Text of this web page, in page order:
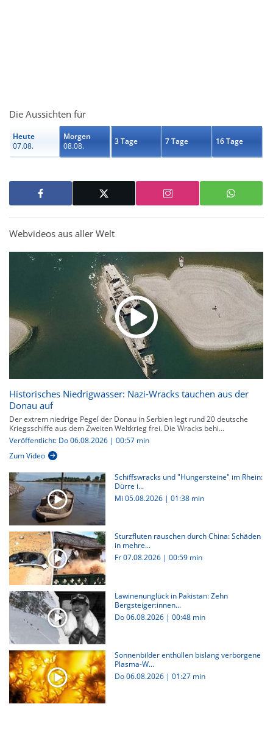
Die Aussichten für
Heute
07.08.
Morgen
08.08.
3 Tage 7 Tage 16 Tage
Webvideos aus aller Welt
Historisches Niedrigwasser: Nazi-Wracks tauchen aus der
Donau auf
Der extrem niedrige Pegel der Donau in Serbien legt rund 20 deutsche
Kriegsschiffe aus dem Zweiten Weltkrieg frei. Die Wracks behi...
Veröffentlicht: Do 06.08.2026 | 00:57 min
Zum Video
Schiffswracks und "Hungersteine" im Rhein:
Dürre i...
Mi 05.08.2026 | 01:38 min
Sturzfluten rauschen durch China: Schäden
in mehre...
Fr 07.08.2026 | 00:59 min
Lawinenunglück in Pakistan: Zehn
Bergsteiger:innen...
Do 06.08.2026 | 00:48 min
Sonnenbilder enthüllen bislang verborgene
Plasma-W...
Do 06.08.2026 | 01:27 min